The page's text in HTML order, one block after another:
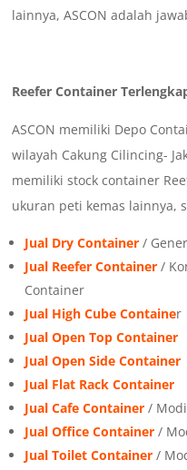
lainnya, ASCON adalah
Reefer Container
ASCON memiliki Depo
wilayah Cakung Cilincing-
memiliki stock container
ukuran peti kemas lainnya,
Jual Dry Container /
Jual Reefer Container /
Container
Jual High Cube Container
Jual Open Top Container
Jual Open Side Container
Jual Flat Rack Container
Jual Cafe Container /
Jual Office Container /
Jual Toilet Container /